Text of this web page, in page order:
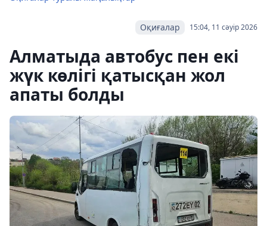
15:04, 11 сәуір 2026
Оқиғалар
Алматыда автобус пен екі
жүк көлігі қатысқан жол
апаты болды